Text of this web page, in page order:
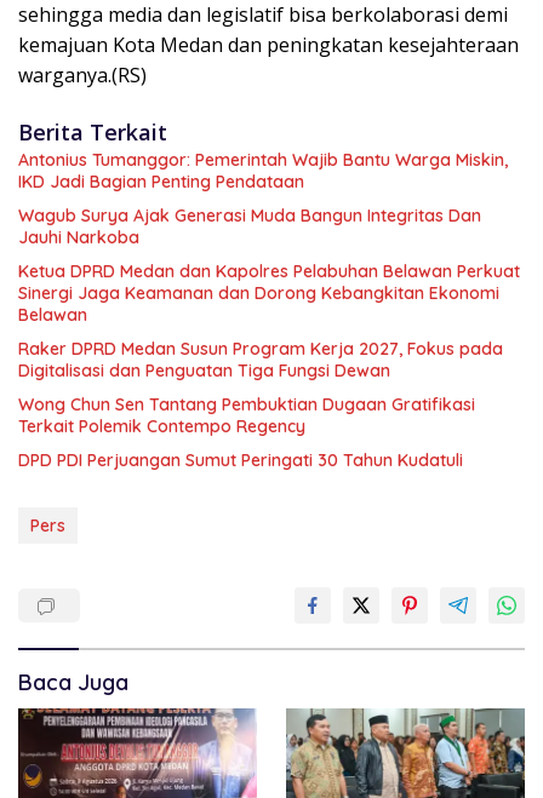
sehingga media dan legislatif bisa berkolaborasi demi
kemajuan Kota Medan dan peningkatan kesejahteraan
warganya.(RS)
Berita Terkait
Antonius Tumanggor: Pemerintah Wajib Bantu Warga Miskin,
IKD Jadi Bagian Penting Pendataan
Wagub Surya Ajak Generasi Muda Bangun Integritas Dan
Jauhi Narkoba
Ketua DPRD Medan dan Kapolres Pelabuhan Belawan Perkuat
Sinergi Jaga Keamanan dan Dorong Kebangkitan Ekonomi
Belawan
Raker DPRD Medan Susun Program Kerja 2027, Fokus pada
Digitalisasi dan Penguatan Tiga Fungsi Dewan
Wong Chun Sen Tantang Pembuktian Dugaan Gratifikasi
Terkait Polemik Contempo Regency
DPD PDI Perjuangan Sumut Peringati 30 Tahun Kudatuli
Pers
Baca Juga